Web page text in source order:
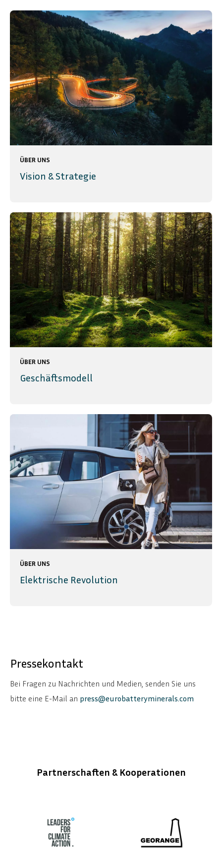
ÜBER UNS
Vision & Strategie
ÜBER UNS
Geschäftsmodell
ÜBER UNS
Elektrische Revolution
Pressekontakt
Bei Fragen zu Nachrichten und Medien, senden Sie uns
bitte eine E-Mail an press@eurobatteryminerals.com
Partnerschaften & Kooperationen